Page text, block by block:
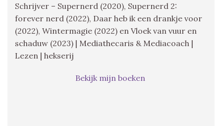
Schrijver – Supernerd (2020), Supernerd 2:
forever nerd (2022), Daar heb ik een drankje voor
(2022), Wintermagie (2022) en Vloek van vuur en
schaduw (2023) | Mediathecaris & Mediacoach |
Lezen | hekserij
Bekijk mijn boeken